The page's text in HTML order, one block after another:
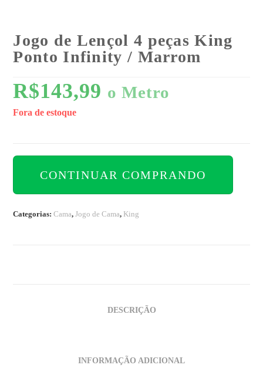
Jogo de Lençol 4 peças King
Ponto Infinity / Marrom
R$143,99 o Metro
Fora de estoque
CONTINUAR COMPRANDO
Categorias:Cama,Jogo de Cama, King
DESCRIÇÃO
INFORMAÇÃO ADICIONAL